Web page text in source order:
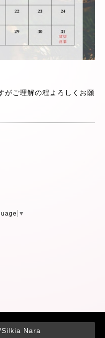
がご理解の程よろしくお願
▼
Silkia Nara